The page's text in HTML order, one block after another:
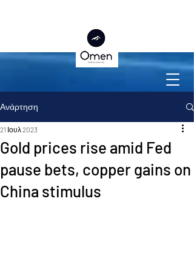
Ανάρτηση
Gold prices rise amid Fed
pause bets, copper gains on
China stimulus
21 Ιουλ 2023